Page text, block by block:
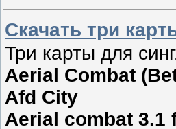
Скачать три
Три карты для
Aerial Combat
Afd City
Аerial combat 3.1